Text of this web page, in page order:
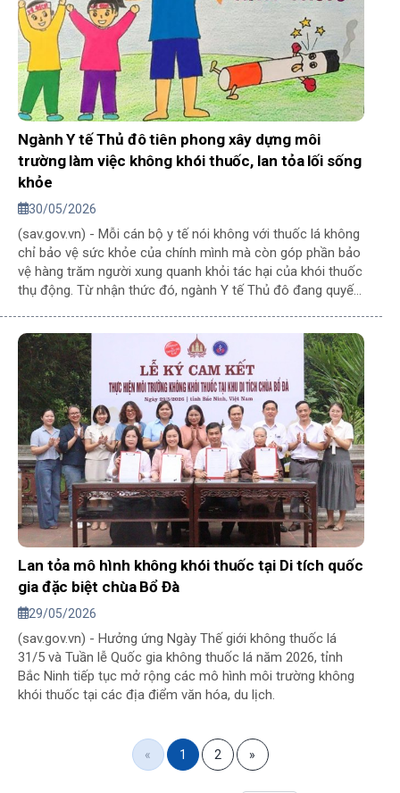
Ngành Y tế Thủ đô tiên phong xây dựng môi
trường làm việc không khói thuốc, lan tỏa lối sống
khỏe
30/05/2026
(sav.gov.vn) - Mỗi cán bộ y tế nói không với thuốc lá không
chỉ bảo vệ sức khỏe của chính mình mà còn góp phần bảo
vệ hàng trăm người xung quanh khỏi tác hại của khói thuốc
thụ động. Từ nhận thức đó, ngành Y tế Thủ đô đang quyết
đại.
Lan tỏa mô hình không khói thuốc tại Di tích quốc
gia đặc biệt chùa Bổ Đà
29/05/2026
(sav.gov.vn) - Hưởng ứng Ngày Thế giới không thuốc lá
31/5 và Tuần lễ Quốc gia không thuốc lá năm 2026, tỉnh
Bắc Ninh tiếp tục mở rộng các mô hình môi trường không
khói thuốc tại các địa điểm văn hóa, du lịch.
« 1 2 »